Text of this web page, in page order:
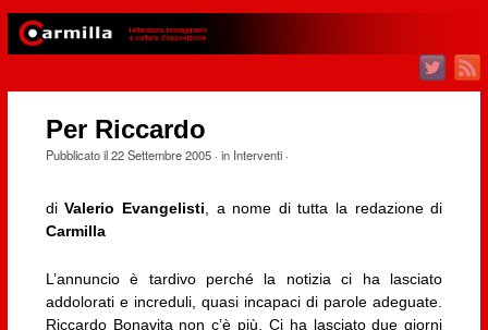
Per Riccardo
Pubblicato il22 Settembre 2005· in Interventi·
diValerio Evangelisti, a nome di tutta la redazione di
Carmilla
L’annuncio è tardivo perché la notizia ci ha lasciato
addolorati e increduli, quasi incapaci di parole adeguate.
Riccardo Bonavita non c’è più. Ci ha lasciato due giorni